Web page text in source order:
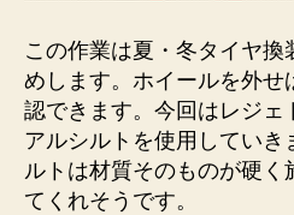
この作業は夏・冬タイヤ換
めします。ホイールを外せ
認できます。今回はレジェ
アルシルトを使用していき
ルトは材質そのものが硬く
てくれそうです。